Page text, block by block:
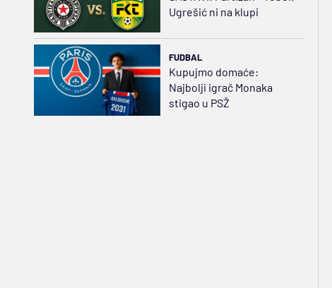
Ugrešić ni na klupi
FUDBAL
Kupujmo domaće:
Najbolji igrač Monaka
stigao u PSŽ